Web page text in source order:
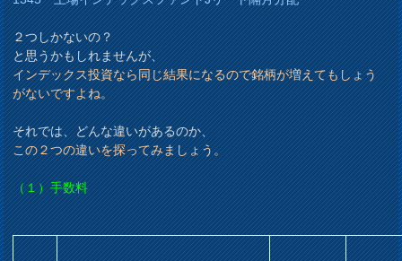
２つしかないの？
と思うかもしれませんが、
インデックス投資なら同じ結果になるので銘柄が増えてもしょう
がないですよね。
それでは、どんな違いがあるのか、
この２つの違いを探ってみましょう。
（１）手数料